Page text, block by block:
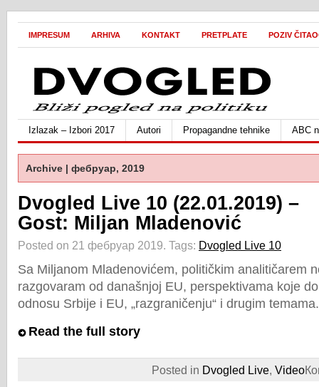
IMPRESUM ARHIVA KONTAKT PRETPLATE POZIV
Izlazak – Izbori 2017 Autori Propagandne tehnike ABC
Archive | фебруар, 2019
Dvogled Live 10 (22.01.2019) –
Gost: Miljan Mladenović
Posted on 21 фебруар 2019. Tags: Dvogled Live 10
Sa Miljanom Mladenovićem, političkim analitičarem
razgovaram od današnjoj EU, perspektivama koje
odnosu Srbije i EU, „razgraničenju“ i drugim temama.
Read the full story
Posted in Dvogled Live, Video